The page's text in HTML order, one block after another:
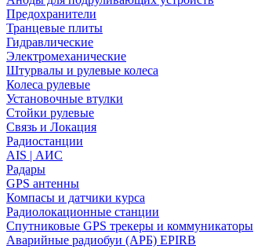
Предохранители
Транцевые плиты
Гидравлические
Электромеханические
Штурвалы и рулевые колеса
Колеса рулевые
Установочные втулки
Стойки рулевые
Связь и Локация
Радиостанции
AIS | АИС
Радары
GPS антенны
Компасы и датчики курса
Радиолокационные станции
Спутниковые GPS трекеры и коммуникаторы
Аварийные радиобуи (АРБ) EPIRB